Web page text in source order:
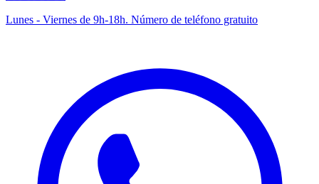
Lunes - Viernes de 9h-18h. Número de teléfono gratuito